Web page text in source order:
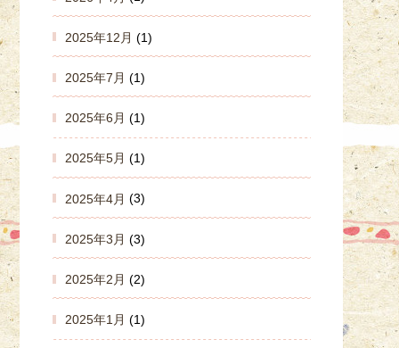
2025年12月 (1)
2025年7月 (1)
2025年6月 (1)
2025年5月 (1)
2025年4月 (3)
2025年3月 (3)
2025年2月 (2)
2025年1月 (1)